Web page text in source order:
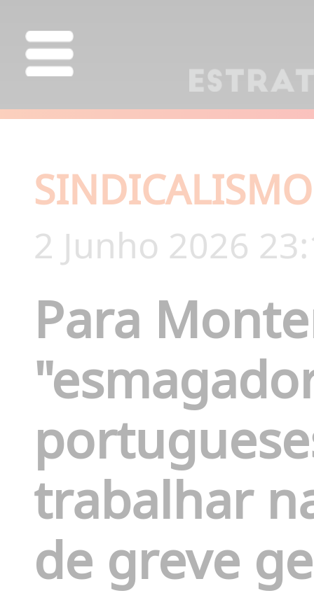
SINDICALISMO
2 Junho 2026
Para
trabalhar
de greve